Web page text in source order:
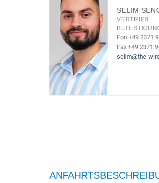
SELIM
VERTRIEB
Fon +49 2371
Fax +49 2371
selim@the-